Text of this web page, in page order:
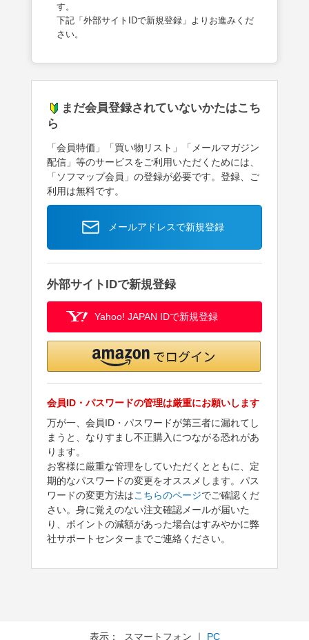
す。
下記「外部サイトIDで新規登録」よりお進みくだ
さい。
まだ会員登録されていないかたはこち
ら
「会員特価」「買い物リスト」「メールマガジン
配信」等のサービスをご利用いただくためには、
「ソフマップ会員」の登録が必要です。登録、ご
利用は無料です。
メールアドレスで新規登録
外部サイトIDで新規登録
Yahoo! JAPAN IDで新規登録
会員ID・パスワードの管理は厳重にお願いします
万が一、会員ID・パスワードが第三者に漏れてし
まうと、なりすまし不正購入につながる恐れがあ
ります。
お客様に厳重な管理をしていただくとともに、定
期的なパスワードの変更をオススメします。パス
ワードの変更方法はこちらのページでご確認くだ
さい。身に覚えのない注文確認メールが届いた
り、ポイントの減額があった場合はすみやかに弊
社サポートセンターまでご連絡ください。
表示： スマートフォン ｜ PC